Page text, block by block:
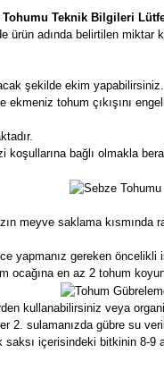
Teknik Bilgileri
adında belirtilen
şekilde ekim yapabilirsiniz.
ekmeniz tohum çıkışını
bağlı olmakla
meyve saklama
yapmanız gereken
ocağına en az 2 tohum
kullanabilirsiniz veya
2. sulamanızda gübre su
içerisindeki bitkinin 8-